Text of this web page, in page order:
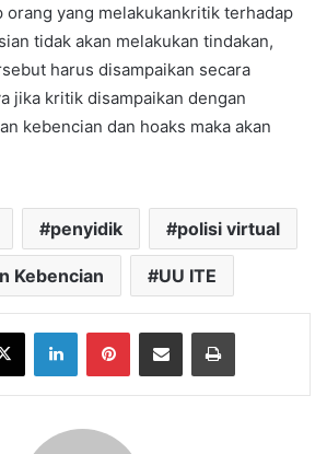
orang yang melakukankritik terhadap
tidak akan melakukan tindakan,
harus disampaikan secara
jika kritik disampaikan dengan
kebencian dan hoaks maka akan
penyidik polisi virtual
Kebencian UU ITE
X LinkedInPinterestShare via Email Print